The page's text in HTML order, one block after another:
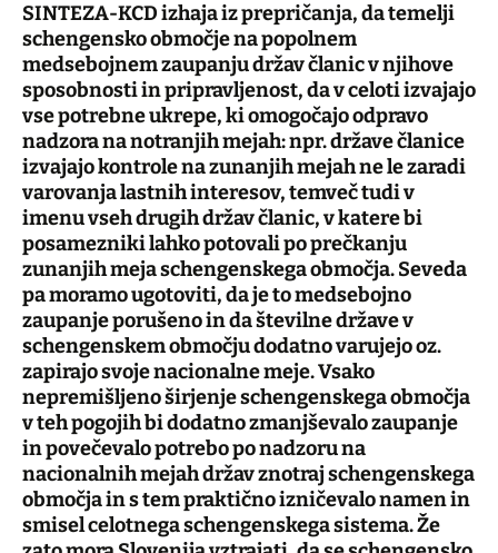
SINTEZA-KCD izhaja iz prepričanja, da temelji
schengensko območje na popolnem
medsebojnem zaupanju držav članic v njihove
sposobnosti in pripravljenost, da v celoti izvajajo
vse potrebne ukrepe, ki omogočajo odpravo
nadzora na notranjih mejah: npr. države članice
izvajajo kontrole na zunanjih mejah ne le zaradi
varovanja lastnih interesov, temveč tudi v
imenu vseh drugih držav članic, v katere bi
posamezniki lahko potovali po prečkanju
zunanjih meja schengenskega območja. Seveda
pa moramo ugotoviti, da je to medsebojno
zaupanje porušeno in da številne države v
schengenskem območju dodatno varujejo oz.
zapirajo svoje nacionalne meje. Vsako
nepremišljeno širjenje schengenskega območja
v teh pogojih bi dodatno zmanjševalo zaupanje
in povečevalo potrebo po nadzoru na
nacionalnih mejah držav znotraj schengenskega
območja in s tem praktično izničevalo namen in
smisel celotnega schengenskega sistema. Že